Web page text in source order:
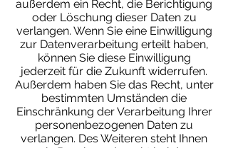
außerdem ein Recht, die Berichtigung
oder Löschung dieser Daten zu
verlangen. Wenn Sie eine Einwilligung
zur Datenverarbeitung erteilt haben,
können Sie diese Einwilligung
jederzeit für die Zukunft widerrufen.
Außerdem haben Sie das Recht, unter
bestimmten Umständen die
Einschränkung der Verarbeitung Ihrer
personenbezogenen Daten zu
verlangen. Des Weiteren steht Ihnen